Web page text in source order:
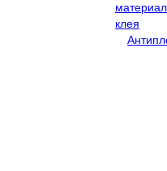
клея